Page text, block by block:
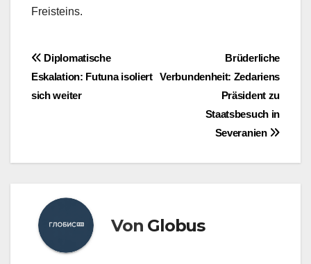
Freisteins.
BeitragsnavigationBrüderliche
Verbundenheit: Zedariens
Präsident zu
Staatsbesuch in
Severanien
Diplomatische
Eskalation: Futuna isoliert
sich weiter
Von Globus